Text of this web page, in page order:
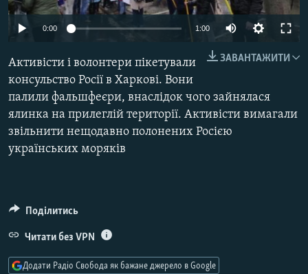
МУЛЬТИМЕДІА
ФОТО
СПЕЦПРОЄКТИ
ПОДКАСТИ
0:00 1:00
ЗАВАНТАЖИТИ
Активісти і волонтери пікетували
консульство Росії в Харкові. Вони
палили фальшфеєри, внаслідок чого зайнялася
ялинка на прилеглій території. Активісти вимагали
звільнити нещодавно полонених Росією
українських моряків
Поділитись
Читати без VPN
Додати Радіо Свобода як бажане джерело в Google